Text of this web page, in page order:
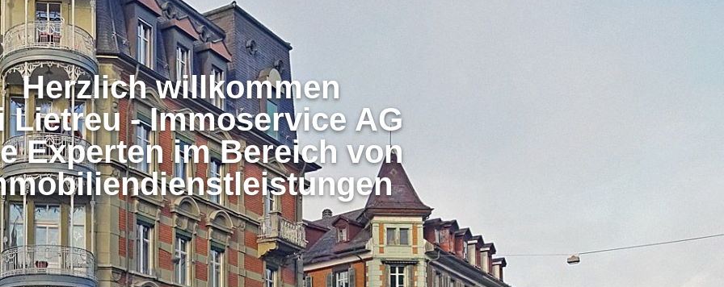
Herzlich willkommen
Lietreu - Immoservice AG
Experten im Bereich von